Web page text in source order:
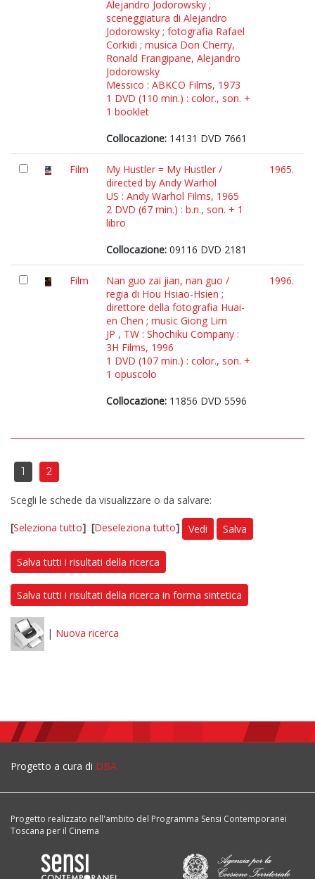
Alejandro Jodorowsky ;
sceneggiatura di Alejandro
Jodorowsky ; fotografia Rafael
Corkidi ; musica Don Cherry,
Ronald Frangipane, Alejandro
Jodorowsky
Messico : ABKCO Films, 1973
1 DVD (110 min.) : color., son. +
1 booklet
Collocazione: 14131 DVD 7661
Film
My Hustler = My Hustler /
directed by Andy Warhol
US : Andy Warhol Films, 1965
2 DVD (67 min.) : b.n., son. + 1
libro
Collocazione: 09116 DVD 2181
1965.
Film
Nan guo zai jian, nan guo /
regia di Hou Hsiao-Hsien ;
direttore della fotografia Huai-
en Chen ; music Giong Lim
JP , TW : Shochiku Company :
3H Films, 1996
1 DVD (107 min.) : color., son. +
1 opuscolo
Collocazione: 11856 DVD 5596
1996.
1 2
Scegli le schede da visualizzare o da salvare:
[Seleziona tutto] [Deseleziona tutto] Vedi Salva
Salva tutti i risultati della ricerca
Salva tutti i risultati della ricerca in forma sintetica
| Nuova ricerca
Progetto a cura di DBA
Progetto realizzato nell'ambito del Programma Sensi Contemporanei
Toscana per il Cinema